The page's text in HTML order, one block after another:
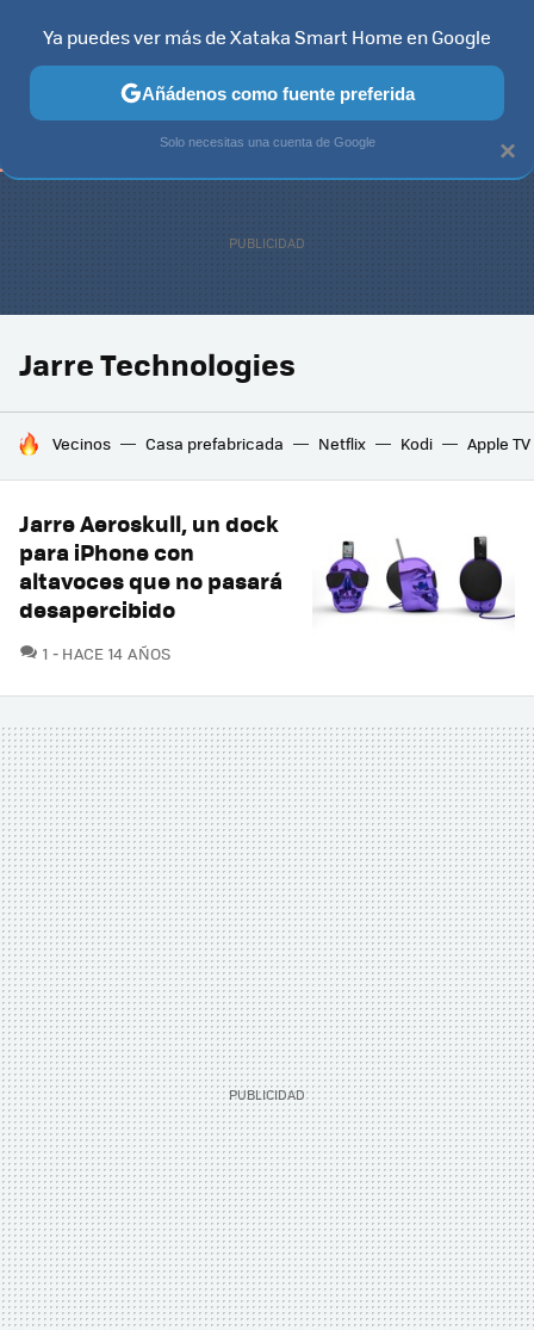
TELEVISORES CONTENIDOS SMART TV SELECCIÓN
Jarre Technologies
HOY SE HABLA DE
Vecinos Casa prefabricada Netflix Kodi Apple TV
Jarre Aeroskull, un dock
para iPhone con
altavoces que no pasará
desapercibido
1 COMENTARIOS
HACE 14 AÑOS
×
Ya puedes ver más de Xataka Smart Home en Google
Añádenos como fuente preferida
Solo necesitas una cuenta de Google